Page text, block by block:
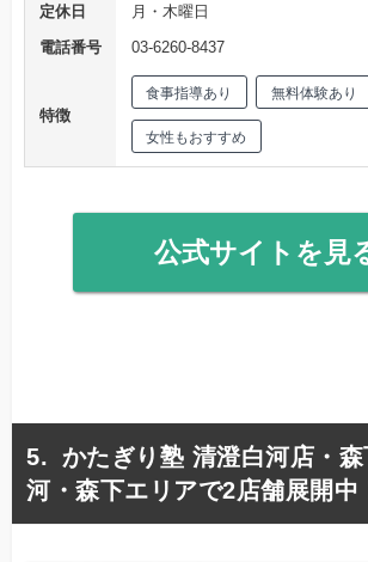
定休日
月・木曜日
電話番号
03-6260-8437
特徴
食事指導あり 無料体験あり
女性もおすすめ
公式サイトを見
かたぎり塾 清澄白河店・
河・森下エリアで2店舗展開中